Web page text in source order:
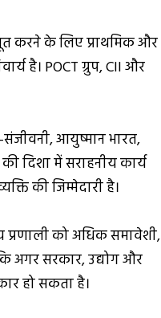
करने के लिए प्राथमिक और
है। POCT ग्रुप, CII और
आयुष्मान भारत,
दिशा में सराहनीय कार्य
की जिम्मेदारी है।
प्रणाली को अधिक समावेशी,
अगर सरकार, उद्योग और
हो सकता है।